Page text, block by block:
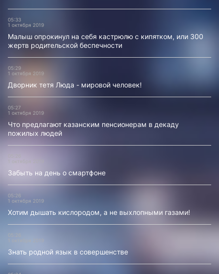
05:33
1 октября 2019
Малыш опрокинул на себя кастрюлю с кипятком, или 300
жертв родительской беспечности
05:29
1 октября 2019
Дворник тетя Люда - мировой человек!
05:27
1 октября 2019
Что предлагают казанским пенсионерам в декаду
пожилых людей
1 октября 2019
Забыть на день о смартфоне
05:26
1 октября 2019
Хотим дышать кислородом, а не выхлопными газами!
05:26
1 октября 2019
Знать родной язык в совершенстве